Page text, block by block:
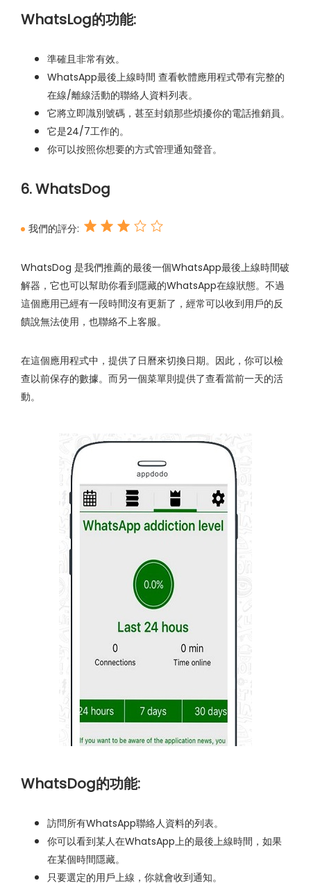
WhatsLog的功能:
準確且非常有效。
WhatsApp最後上線時間 查看軟體應用程式帶有完整的
在線/離線活動的聯絡人資料列表。
它將立即識別號碼，甚至封鎖那些煩擾你的電話推銷員。
它是24/7工作的。
你可以按照你想要的方式管理通知聲音。
6. WhatsDog
我們的評分:
WhatsDog 是我們推薦的最後一個WhatsApp最後上線時間破
解器，它也可以幫助你看到隱藏的WhatsApp在線狀態。不過
這個應用已經有一段時間沒有更新了，經常可以收到用戶的反
饋說無法使用，也聯絡不上客服。
在這個應用程式中，提供了日曆來切換日期。因此，你可以檢
查以前保存的數據。而另一個菜單則提供了查看當前一天的活
動。
WhatsDog的功能:
訪問所有WhatsApp聯絡人資料的列表。
你可以看到某人在WhatsApp上的最後上線時間，如果
在某個時間隱藏。
只要選定的用戶上線，你就會收到通知。